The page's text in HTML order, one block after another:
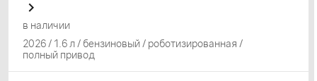
2026 / 1.6 л / бензиновый / роботизированная /
полный привод
в наличии